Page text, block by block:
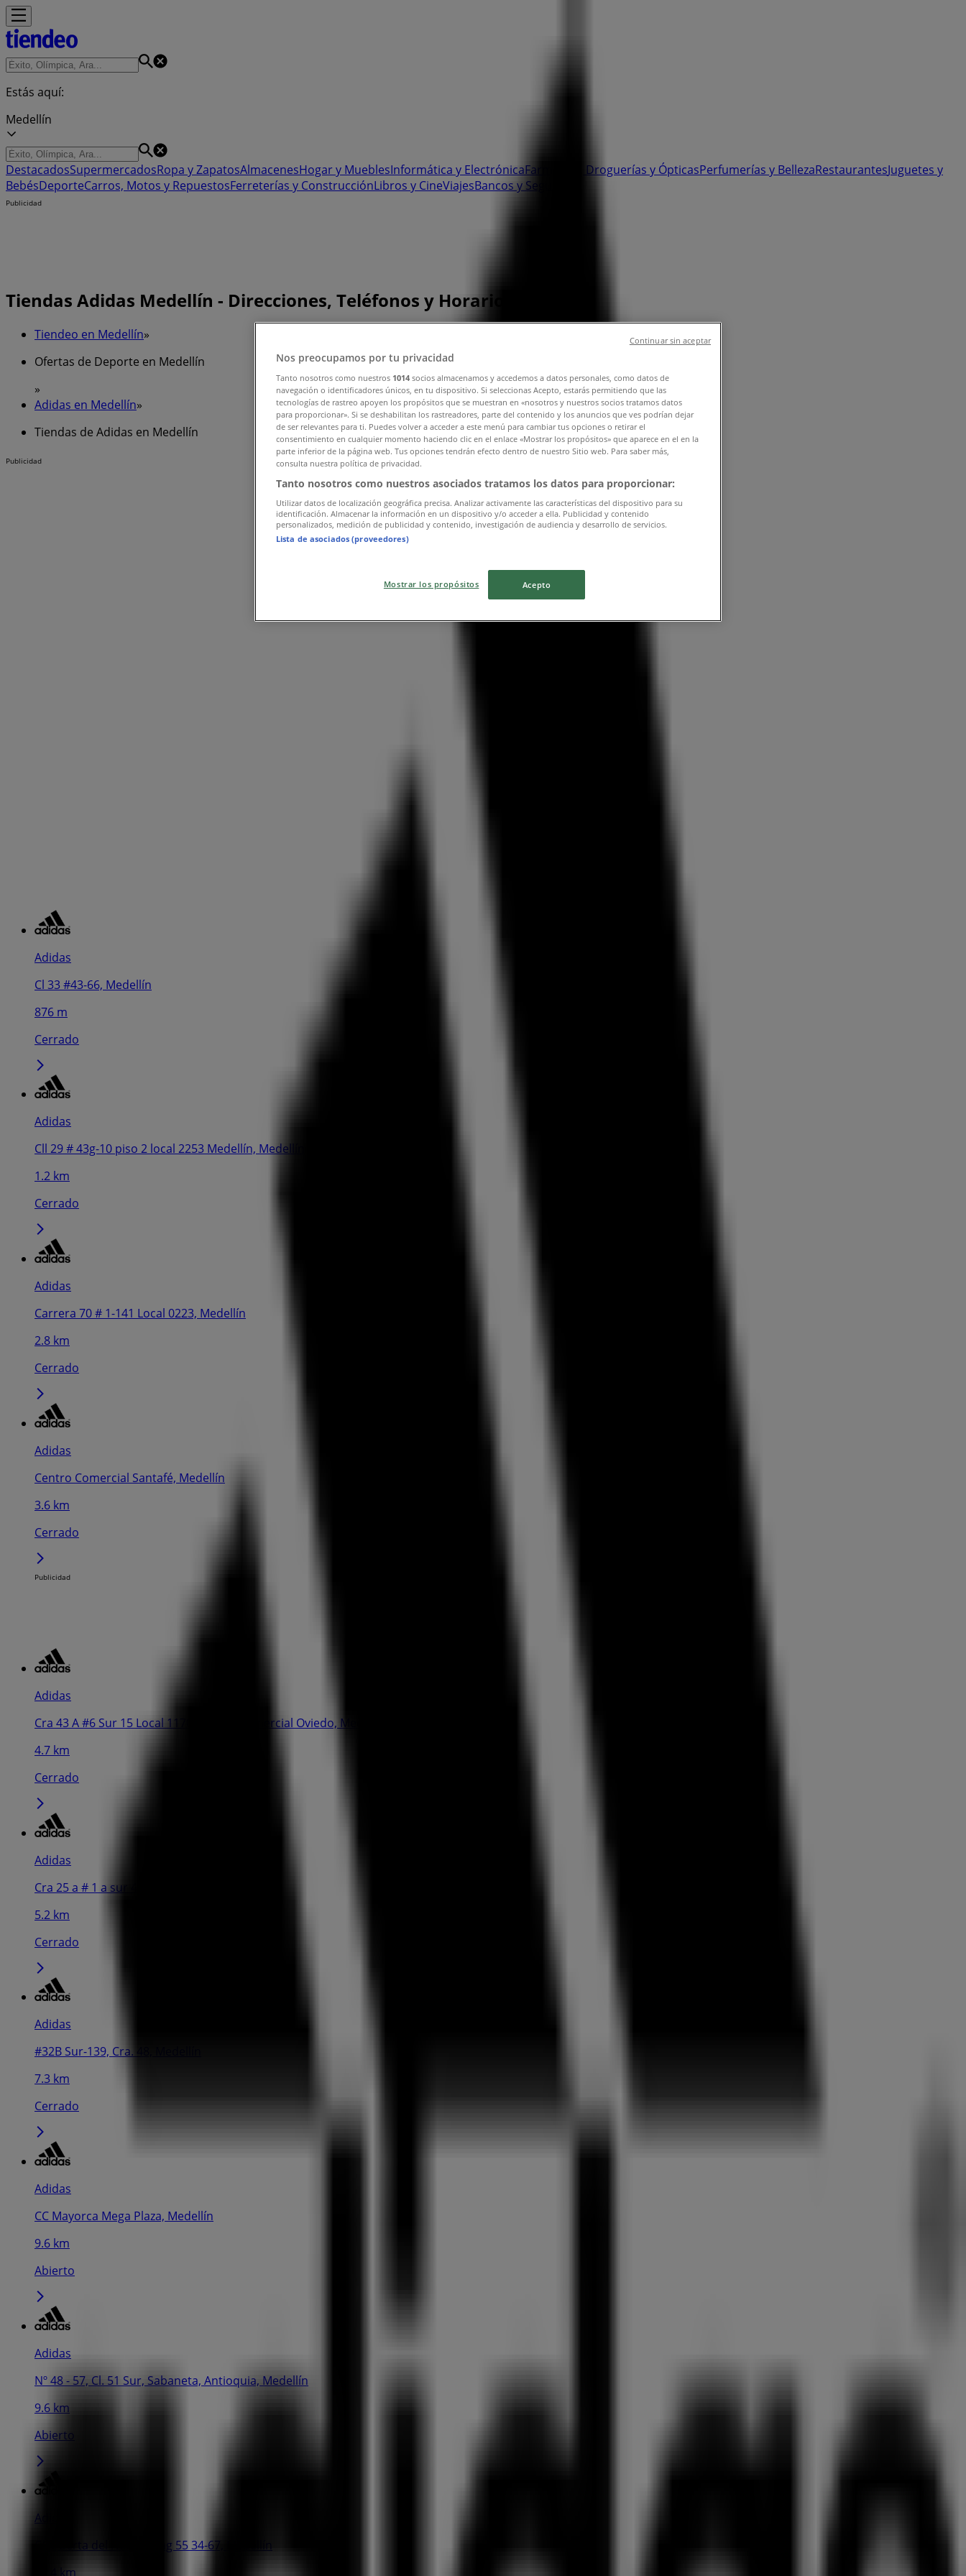
Estás aquí:
Medellín
DestacadosSupermercadosRopa y ZapatosAlmacenesHogar y MueblesInformática y ElectrónicaFarmacias, Droguerías y ÓpticasPerfumerías y BellezaRestaurantesJuguetes y
BebésDeporteCarros, Motos y RepuestosFerreterías y ConstrucciónLibros y CineViajesBancos y Seguros
Publicidad
Tiendas Adidas Medellín - Direcciones, Teléfonos y Horarios
Tiendeo en Medellín»
Ofertas de Deporte en Medellín
»
Adidas en Medellín»
Tiendas de Adidas en Medellín
Publicidad
Adidas
Cl 33 #43-66, Medellín
876 m
Cerrado
Adidas
Cll 29 # 43g-10 piso 2 local 2253 Medellín, Medellín
1.2 km
Cerrado
Adidas
Carrera 70 # 1-141 Local 0223, Medellín
2.8 km
Cerrado
Adidas
Centro Comercial Santafé, Medellín
3.6 km
Cerrado
Publicidad
Adidas
Cra 43 A #6 Sur 15 Local 1170, Centro Comercial Oviedo, Medellín
4.7 km
Cerrado
Adidas
Cra 25 a # 1 a sur 45 3681-3684, Medellín
5.2 km
Cerrado
Adidas
#32B Sur-139, Cra. 48, Medellín
7.3 km
Cerrado
Adidas
CC Mayorca Mega Plaza, Medellín
9.6 km
Abierto
Adidas
Nº 48 - 57, Cl. 51 Sur, Sabaneta, Antioquia, Medellín
9.6 km
Abierto
Adidas
CC Puerta del Norte, Diag 55 34-67, Medellín
11.4 km
Nos preocupamos por tu privacidad
Tanto nosotros como nuestros 1014 socios almacenamos y accedemos a datos personales, como datos de
navegación o identificadores únicos, en tu dispositivo. Si seleccionas Acepto, estarás permitiendo que las
tecnologías de rastreo apoyen los propósitos que se muestran en «nosotros y nuestros socios tratamos datos
para proporcionar». Si se deshabilitan los rastreadores, parte del contenido y los anuncios que ves podrían dejar
de ser relevantes para ti. Puedes volver a acceder a este menú para cambiar tus opciones o retirar el
consentimiento en cualquier momento haciendo clic en el enlace «Mostrar los propósitos» que aparece en el en la
parte inferior de la página web. Tus opciones tendrán efecto dentro de nuestro Sitio web. Para saber más,
consulta nuestra política de privacidad.
Tanto nosotros como nuestros asociados tratamos los datos para proporcionar:
Utilizar datos de localización geográfica precisa. Analizar activamente las características del dispositivo para su
identificación. Almacenar la información en un dispositivo y/o acceder a ella. Publicidad y contenido
personalizados, medición de publicidad y contenido, investigación de audiencia y desarrollo de servicios.
Lista de asociados (proveedores)
Mostrar los propósitos Acepto
Continuar sin aceptar